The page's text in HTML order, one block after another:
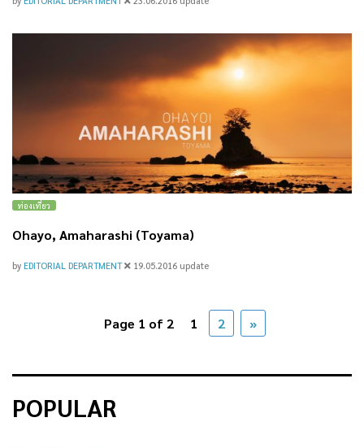
ท่องเที่ยว
Ohayo, Amaharashi (Toyama)
by EDITORIAL DEPARTMENT 19.05.2016 update
Page 1 of 2 1 2 »
POPULAR